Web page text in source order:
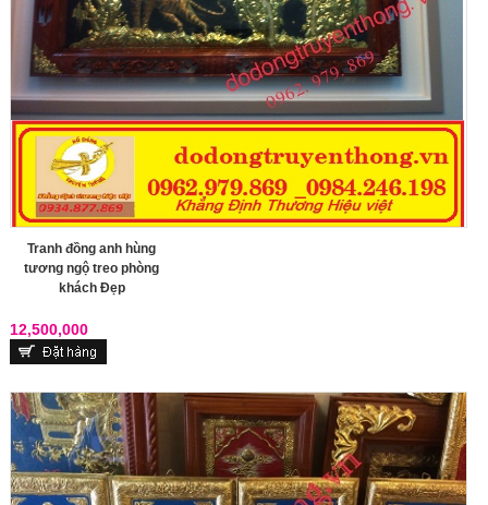
Tranh đồng anh hùng
tương ngộ treo phòng
khách Đẹp
12,500,000